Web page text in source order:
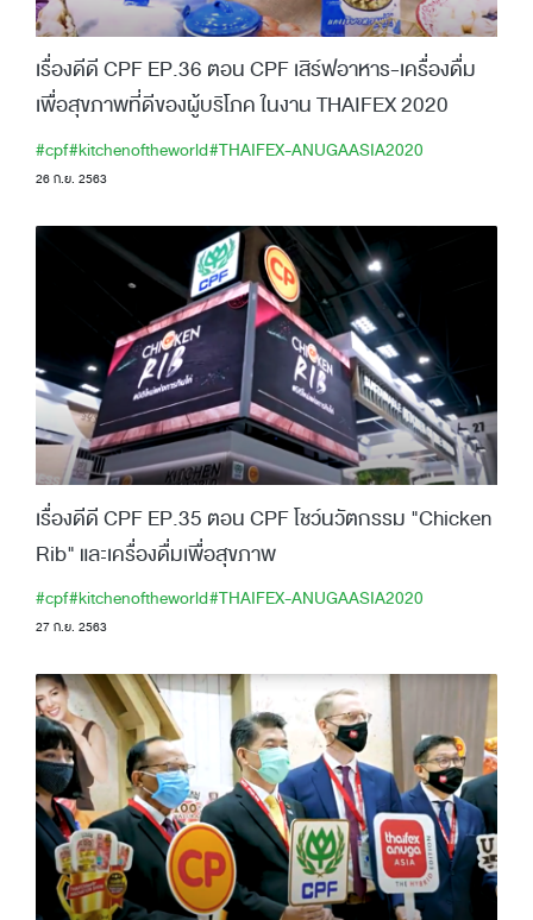
เรื่องดีดี CPF EP.36 ตอน CPF เสิร์ฟอาหาร-เครื่องดื่ม
เพื่อสุขภาพที่ดีของผู้บริโภค ในงาน THAIFEX 2020
#cpf#kitchenoftheworld#THAIFEX-ANUGAASIA2020
26 ก.ย. 2563
เรื่องดีดี CPF EP.35 ตอน CPF โชว์นวัตกรรม "Chicken
Rib" และเครื่องดื่มเพื่อสุขภาพ
#cpf#kitchenoftheworld#THAIFEX-ANUGAASIA2020
27 ก.ย. 2563